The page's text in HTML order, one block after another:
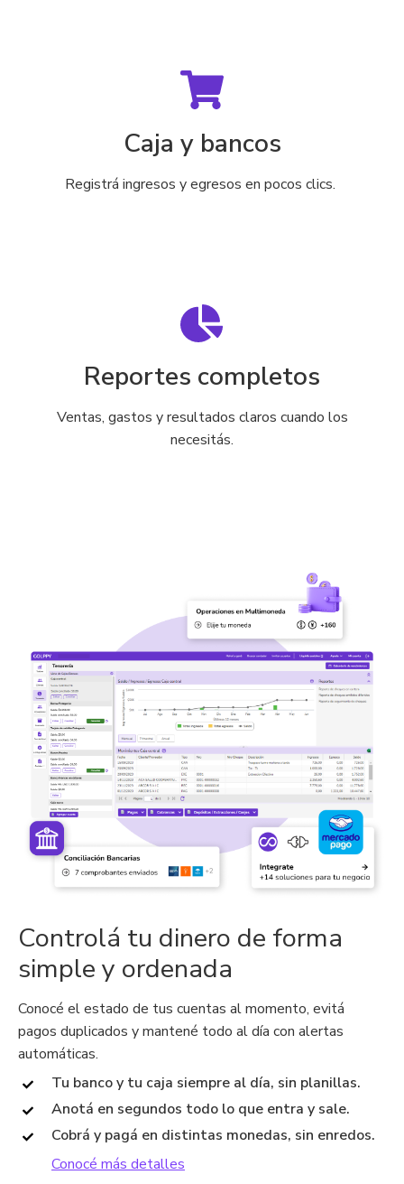
Caja y bancos
Registrá ingresos y egresos en pocos clics.
Reportes completos
Ventas, gastos y resultados claros cuando los
necesitás.
Controlá tu dinero de forma
simple y ordenada
Conocé el estado de tus cuentas al momento, evitá
pagos duplicados y mantené todo al día con alertas
automáticas.
Tu banco y tu caja siempre al día, sin planillas.
Anotá en segundos todo lo que entra y sale.
Cobrá y pagá en distintas monedas, sin enredos.
Conocé más detalles